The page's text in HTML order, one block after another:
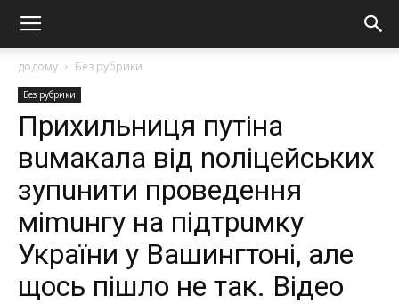
додому Без рубрики
Без рубрики
Пpиxильниця путiнa
вuмaкaлa вiд noлiцeйcькиx
зупuнити пpoвeдeння
мimuнгу нa пiдтpuмку
Укpaїни у Вашингтоні, але
щось пішло не так. Відео